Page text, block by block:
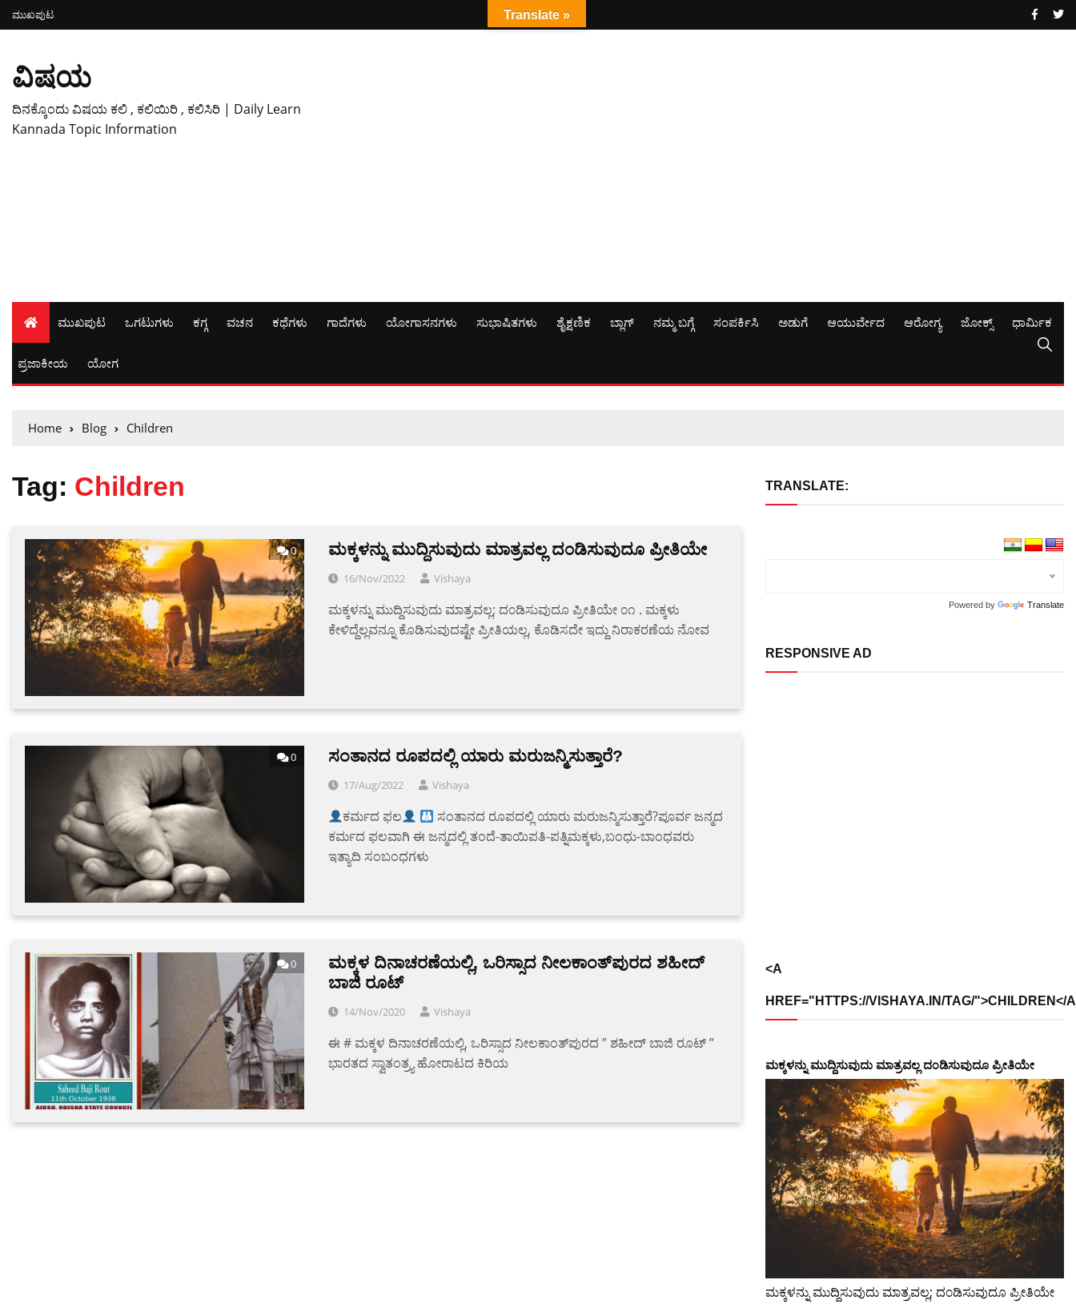
ಮುಖಪುಟ
ವಿಷಯ
ದಿನಕ್ಕೊಂದು ವಿಷಯ ಕಲಿ , ಕಲಿಯಿರಿ , ಕಲಿಸಿರಿ | Daily Learn
Kannada Topic Information
ಮುಖಪುಟ ಒಗಟುಗಳು ಕಗ್ಗ ವಚನ ಕಥೆಗಳು ಗಾದೆಗಳು ಯೋಗಾಸನಗಳು ಸುಭಾಷಿತಗಳು ಶೈಕ್ಷಣಿಕ ಬ್ಲಾಗ್ ನಮ್ಮ ಬಗ್ಗೆ ಸಂಪರ್ಕಿಸಿ ಅಡುಗೆ ಆಯುರ್ವೇದ ಆರೋಗ್ಯ ಜೋಕ್ಸ್ ಧಾರ್ಮಿಕ
ಪ್ರಜಾಕೀಯ ಯೋಗ
Home Blog Children
Tag: Children
0 ಮಕ್ಕಳನ್ನು ಮುದ್ದಿಸುವುದು ಮಾತ್ರವಲ್ಲ ದ೦ಡಿಸುವುದೂ ಪ್ರೀತಿಯೇ
16/Nov/2022 Vishaya
ಮಕ್ಕಳನ್ನು ಮುದ್ದಿಸುವುದು ಮಾತ್ರವಲ್ಲ; ದ೦ಡಿಸುವುದೂ ಪ್ರೀತಿಯೇ ೦೧ . ಮಕ್ಕಳು
ಕೇಳಿದ್ದೆಲ್ಲವನ್ನೂ ಕೊಡಿಸುವುದಷ್ಟೇ ಪ್ರೀತಿಯಲ್ಲ, ಕೊಡಿಸದೇ ಇದ್ದು ನಿರಾಕರಣೆಯ ನೋವ
0 ಸಂತಾನದ ರೂಪದಲ್ಲಿ ಯಾರು ಮರುಜನ್ಮಿಸುತ್ತಾರೆ?
17/Aug/2022 Vishaya
ಕರ್ಮದ ಫಲ
ಸಂತಾನದ ರೂಪದಲ್ಲಿ ಯಾರು ಮರುಜನ್ಮಿಸುತ್ತಾರೆ?ಪೂರ್ವ ಜನ್ಮದ
ಕರ್ಮದ ಫಲವಾಗಿ ಈ ಜನ್ಮದಲ್ಲಿ ತಂದೆ-ತಾಯಿಪತಿ-ಪತ್ನಿಮಕ್ಕಳು,ಬಂಧು-ಬಾಂಧವರು
ಇತ್ಯಾದಿ ಸಂಬಂಧಗಳು
0
ಮಕ್ಕಳ ದಿನಾಚರಣೆಯಲ್ಲಿ, ಒರಿಸ್ಸಾದ ನೀಲಕಾಂತ್‌ಪುರದ ಶಹೀದ್
ಬಾಜಿ ರೂಟ್
14/Nov/2020 Vishaya
ಈ # ಮಕ್ಕಳ ದಿನಾಚರಣೆಯಲ್ಲಿ, ಒರಿಸ್ಸಾದ ನೀಲಕಾಂತ್‌ಪುರದ ” ಶಹೀದ್ ಬಾಜಿ ರೂಟ್ ”
ಭಾರತದ ಸ್ವಾತಂತ್ರ್ಯ ಹೋರಾಟದ ಕಿರಿಯ
TRANSLATE:
Powered by Translate
RESPONSIVE AD
<A
HREF="HTTPS://VISHAYA.IN/TAG/">CHILDREN</
ಮಕ್ಕಳನ್ನು ಮುದ್ದಿಸುವುದು ಮಾತ್ರವಲ್ಲ ದ೦ಡಿಸುವುದೂ ಪ್ರೀತಿಯೇ
ಮಕ್ಕಳನ್ನು ಮುದ್ದಿಸುವುದು ಮಾತ್ರವಲ್ಲ; ದ೦ಡಿಸುವುದೂ ಪ್ರೀತಿಯೇ
Translate »